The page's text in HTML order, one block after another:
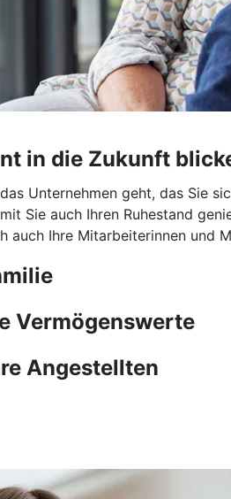
in die Zukunft
Unternehmen geht, das Sie
Sie auch Ihren Ruhestand
auch Ihre Mitarbeiterinnen
Vermögenswerte
Angestellten